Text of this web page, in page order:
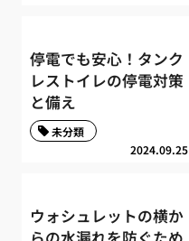
停電でも安心！タンク
レストイレの停電対策
と備え
2024.09.25
未分類
ウォシュレットの横か